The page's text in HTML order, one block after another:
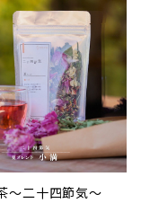
～二十四節気～